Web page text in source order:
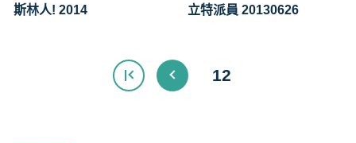
斯林人! 2014
立特派員 20130626
12